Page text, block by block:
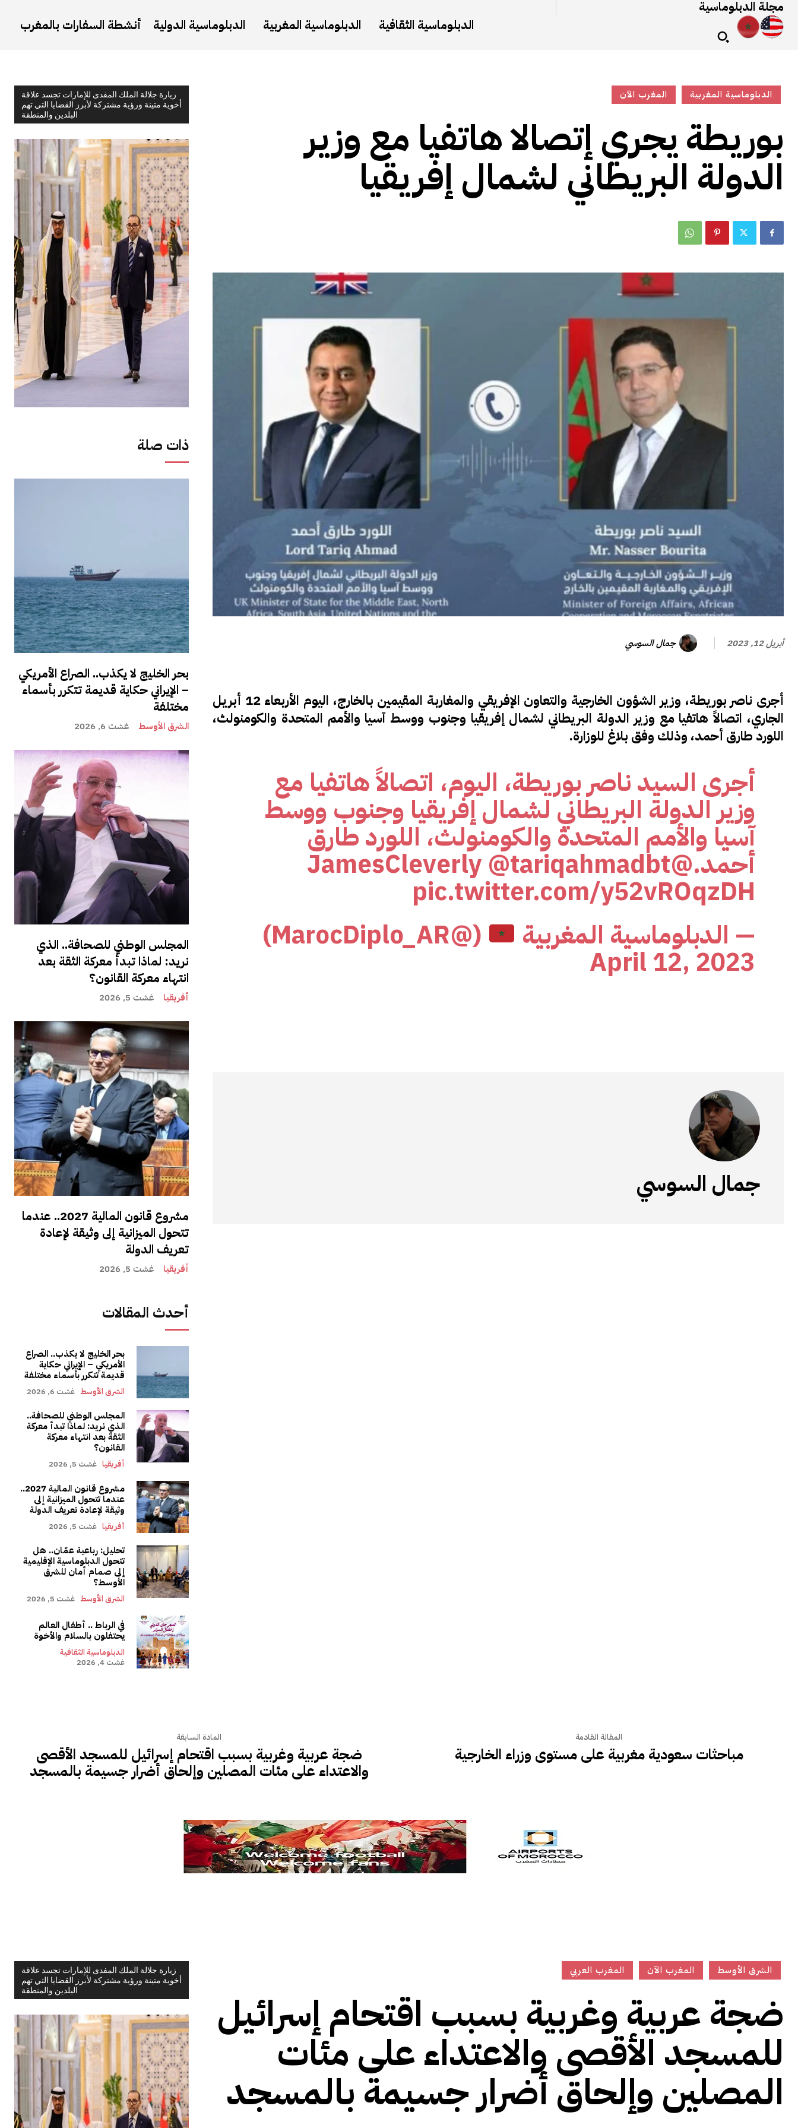
مجلة الدبلوماسية
الدبلوماسية الثقافية
الدبلوماسية المغربية الدبلوماسية الدولية أنشطة السفارات بالمغرب
زيارة جلالة الملك المفدى للإمارات تجسد علاقة
أخوية متينة ورؤية مشتركة لأبرز القضايا التي تهم
البلدين والمنطقة
ذات صلة
بحر الخليج لا يكذب.. الصراع الأمريكي
– الإيراني حكاية قديمة تتكرر بأسماء
مختلفة
الشرق الأوسط غشت 6, 2026
المجلس الوطني للصحافة.. الذي
نريد: لماذا تبدأ معركة الثقة بعد
انتهاء معركة القانون؟
أفريقيا غشت 5, 2026
مشروع قانون المالية 2027.. عندما
تتحول الميزانية إلى وثيقة لإعادة
تعريف الدولة
أفريقيا غشت 5, 2026
أحدث المقالات
بحر الخليج لا يكذب.. الصراع
الأمريكي – الإيراني حكاية
قديمة تتكرر بأسماء مختلفة
الشرق الأوسط غشت 6, 2026
المجلس الوطني للصحافة..
الذي نريد: لماذا تبدأ معركة
الثقة بعد انتهاء معركة
القانون؟
أفريقيا غشت 5, 2026
مشروع قانون المالية 2027..
عندما تتحول الميزانية إلى
وثيقة لإعادة تعريف الدولة
أفريقيا غشت 5, 2026
تحليل: رباعية عمّان.. هل
تتحول الدبلوماسية الإقليمية
إلى صمام أمان للشرق
الأوسط؟
الشرق الأوسط غشت 5, 2026
في الرباط .. أطفال العالم
يحتفلون بالسلام والأخوة
الدبلوماسية الثقافية
غشت 4, 2026
الدبلوماسية المغربية المغرب الآن
بوريطة يجري إتصالا هاتفيا مع وزير
الدولة البريطاني لشمال إفريقيا
أبريل 12, 2023 جمال السوسي
أجرى ناصر بوريطة، وزير الشؤون الخارجية والتعاون الإفريقي والمغاربة المقيمين بالخارج، اليوم الأربعاء 12 أبريل
الجاري، اتصالاً هاتفيا مع وزير الدولة البريطاني لشمال إفريقيا وجنوب ووسط آسيا والأمم المتحدة والكومنولث،
اللورد طارق أحمد، وذلك وفق بلاغ للوزارة.
أجرى السيد ناصر بوريطة، اليوم، اتصالاً هاتفيا مع
وزير الدولة البريطاني لشمال إفريقيا وجنوب ووسط
آسيا والأمم المتحدة والكومنولث، اللورد طارق
أحمد.@JamesCleverly
@tariqahmadbt
pic.twitter.com/y52vROqzDH
— الدبلوماسية المغربية
(@MarocDiplo_AR)
April 12, 2023
جمال السوسي
المادة السابقة
ضجة عربية وغربية بسبب اقتحام إسرائيل للمسجد الأقصى
والاعتداء على مئات المصلين وإلحاق أضرار جسيمة بالمسجد
المقالة القادمة
مباحثات سعودية مغربية على مستوى وزراء الخارجية